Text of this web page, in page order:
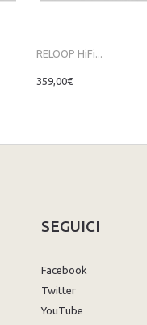
RELOOP HiFi...
359,00€
SEGUICI
Facebook
Twitter
YouTube